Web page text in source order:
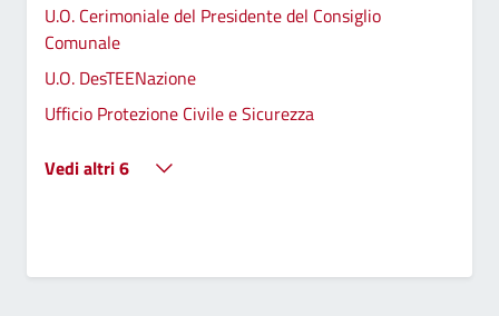
U.O. Cerimoniale del Presidente del Consiglio
Comunale
U.O. DesTEENazione
Ufficio Protezione Civile e Sicurezza
Vedi altri 6